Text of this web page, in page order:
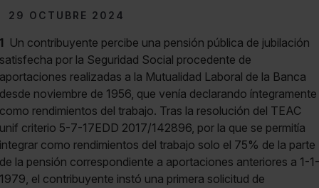
29 OCTUBRE 2024
1 Un contribuyente percibe una pensión pública de jubilación
satisfecha por la Seguridad Social procedente de
aportaciones realizadas a la Mutualidad Laboral de la Banca
desde noviembre de 1956, que venía declarando íntegramente
como rendimientos del trabajo. Tras la resolución del TEAC
unif criterio 5-7-17EDD 2017/142896, por la que se permitía
integrar como rendimientos del trabajo solo el 75% de la parte
de la pensión correspondiente a aportaciones anteriores a 1-1-
1979, el contribuyente instó una primera solicitud de